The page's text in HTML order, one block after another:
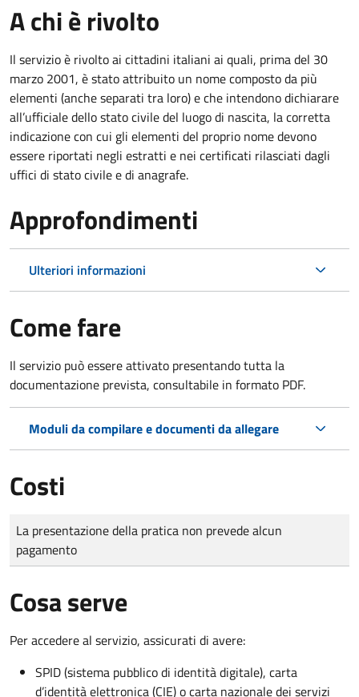
A chi è rivolto
Il servizio è rivolto ai cittadini italiani ai quali, prima del 30
marzo 2001, è stato attribuito un nome composto da più
elementi (anche separati tra loro) e che intendono dichiarare
all’ufficiale dello stato civile del luogo di nascita, la corretta
indicazione con cui gli elementi del proprio nome devono
essere riportati negli estratti e nei certificati rilasciati dagli
uffici di stato civile e di anagrafe.
Approfondimenti
Ulteriori informazioni
Come fare
Il servizio può essere attivato presentando tutta la
documentazione prevista, consultabile in formato PDF.
Moduli da compilare e documenti da allegare
Costi
Tipo di pagamento
Importo
La presentazione della pratica non prevede alcun
pagamento
Cosa serve
Per accedere al servizio, assicurati di avere:
SPID (sistema pubblico di identità digitale), carta
d’identità elettronica (CIE) o carta nazionale dei servizi